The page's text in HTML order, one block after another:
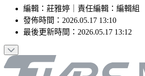
編輯 ： 莊雅婷 責任編輯 ： 編輯組
發佈時間： 2026.05.17 13:10
最後更新時間： 2026.05.17 13:12